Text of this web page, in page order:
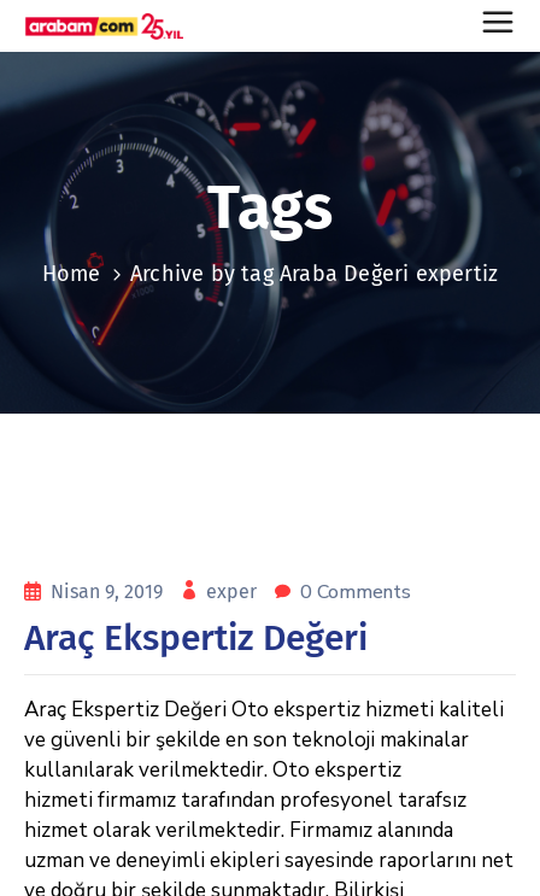
Tags
Home Archive by tag Araba Değeri expertiz
Nisan 9, 2019 exper 0 Comments
Araç Ekspertiz Değeri
Araç Ekspertiz Değeri Oto ekspertiz hizmeti kaliteli
ve güvenli bir şekilde en son teknoloji makinalar
kullanılarak verilmektedir. Oto ekspertiz
hizmeti firmamız tarafından profesyonel tarafsız
hizmet olarak verilmektedir. Firmamız alanında
uzman ve deneyimli ekipleri sayesinde raporlarını net